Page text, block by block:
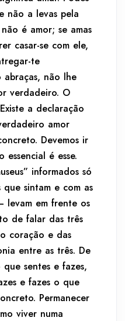
não a levas pela
é amor; se amas
casar-se com ele,
te
abraças, não lhe
verdadeiro. O
a declaração
amor
Devemos ir
é esse.
informados só
sintam e com as
levam em frente os
de falar das três
coração e das
entre as três. De
sentes e fazes,
e fazes o que
Permanecer
viver numa